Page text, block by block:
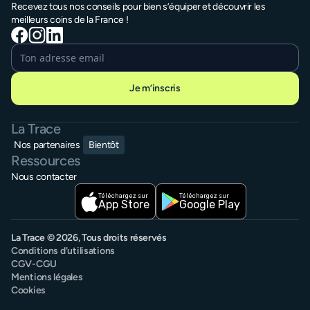
Recevez tous nos conseils pour bien s’équiper et découvrir les
meilleurs coins de la France !
Je m’inscris
La Trace
Nos partenaires Bientôt
Ressources
Nous contacter
Téléchargez sur
App Store
Téléchargez sur
Google Play
La Trace © 2026, Tous droits réservés
Conditions d'utilisations
CGV-CGU
Mentions légales
Cookies